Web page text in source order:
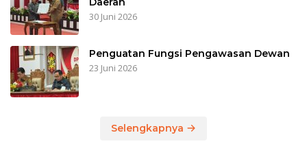
30 Juni 2026
Penguatan Fungsi Pengawasan Dewan
23 Juni 2026
Selengkapnya